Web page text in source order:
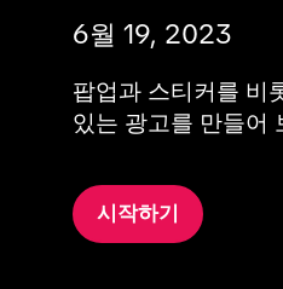
6월 19, 2023
팝업과 스티커를 비
있는 광고를 만들어
시작하기